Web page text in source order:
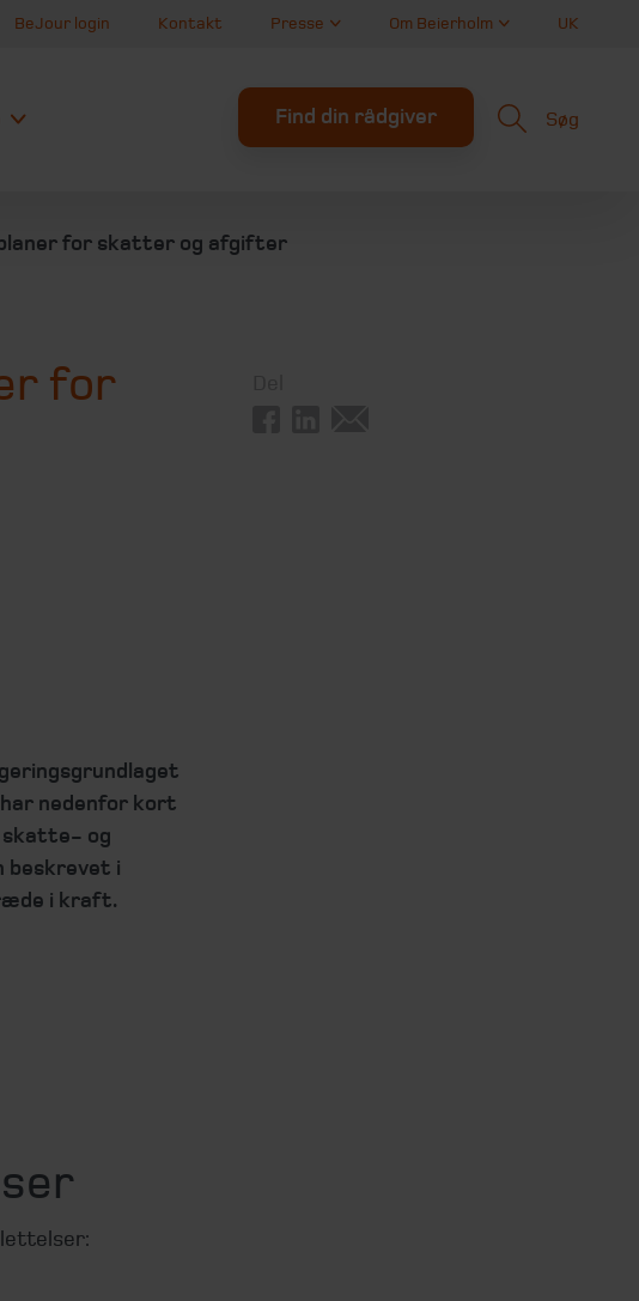
BeJour login Kontakt Presse Om Beierholm UK
Find din rådgiver Søg
for skatter og afgifter
for
nedenfor kort
skatte- og
beskrevet i
i kraft.